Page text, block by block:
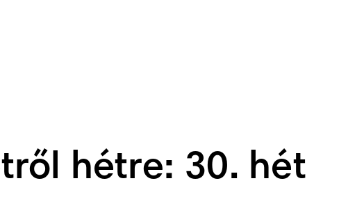
hétre: 30. hét